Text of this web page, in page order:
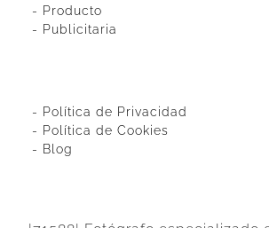
- Producto
- Publicitaria
- Política de Privacidad
- Política de Cookies
- Blog